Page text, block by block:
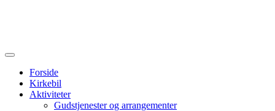
Forside
Kirkebil
Aktiviteter
Gudstjenester og arrangementer